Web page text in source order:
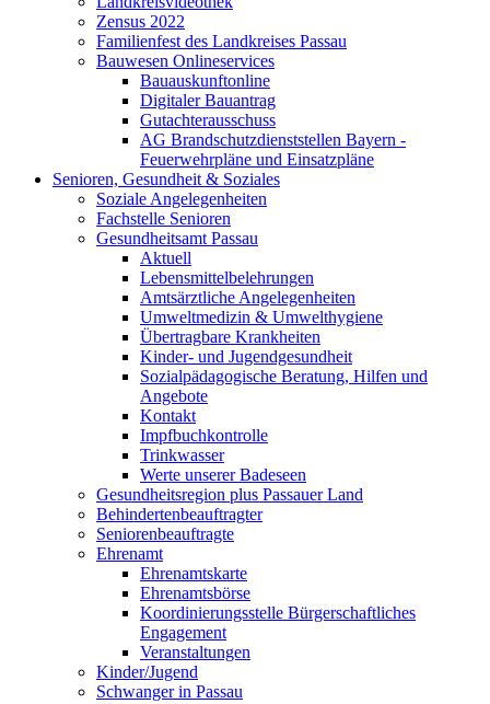
Zensus 2022
Familienfest des Landkreises Passau
Bauwesen Onlineservices
Bauauskunftonline
Digitaler Bauantrag
Gutachterausschuss
AG Brandschutzdienststellen Bayern -
Feuerwehrpläne und Einsatzpläne
Senioren, Gesundheit & Soziales
Soziale Angelegenheiten
Fachstelle Senioren
Gesundheitsamt Passau
Aktuell
Lebensmittelbelehrungen
Amtsärztliche Angelegenheiten
Umweltmedizin & Umwelthygiene
Übertragbare Krankheiten
Kinder- und Jugendgesundheit
Sozialpädagogische Beratung, Hilfen und
Angebote
Kontakt
Impfbuchkontrolle
Trinkwasser
Werte unserer Badeseen
Gesundheitsregion plus Passauer Land
Behindertenbeauftragter
Seniorenbeauftragte
Ehrenamt
Ehrenamtskarte
Ehrenamtsbörse
Koordinierungsstelle Bürgerschaftliches
Engagement
Veranstaltungen
Kinder/Jugend
Schwanger in Passau